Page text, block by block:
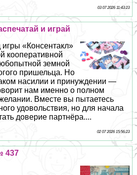
03 07 2026 11:43:23
и играй
«Консентакл»
кооперативной
земной
пришельца. Но
насилии и принуждении —
нам именно о полном
Вместе вы пытаетесь
удовольствия, но для начала
доверие партнёра....
02 07 2026 15:56:23
437